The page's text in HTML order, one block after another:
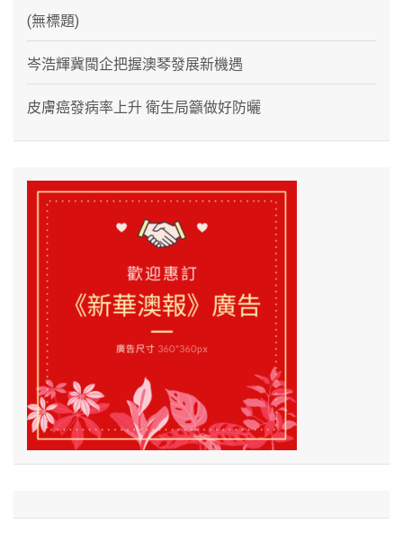
(無標題)
岑浩輝冀閩企把握澳琴發展新機遇
皮膚癌發病率上升 衛生局籲做好防曬